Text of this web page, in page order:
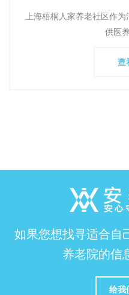
上海梧桐人家养老社区作
供医
查
如果您想找寻适合自
养老院的信
给我